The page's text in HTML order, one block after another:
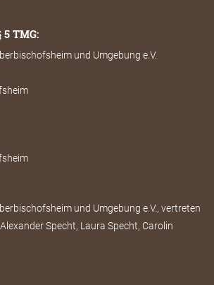
TMG:
und Umgebung e.V.
und Umgebung e.V., vertreten
Specht, Laura Specht, Carolin